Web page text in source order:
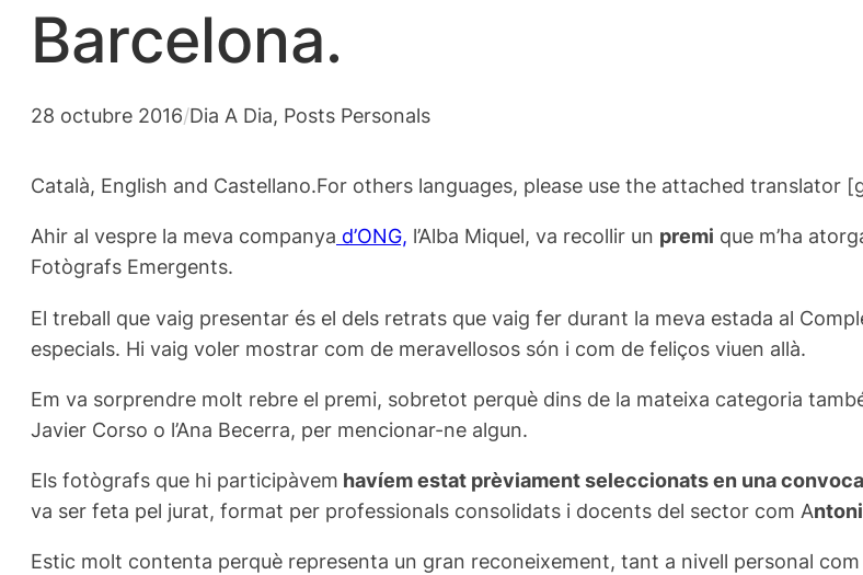
Barcelona.
28 octubre 2016/Dia A Dia, Posts Personals
Català, English and Castellano.For others languages, please use the attached
Ahir al vespre la meva companya d’ONG, l’Alba Miquel, va recollir un premi que m’ha
Fotògrafs Emergents.
El treball que vaig presentar és el dels retrats que vaig fer durant la meva estada al
especials. Hi vaig voler mostrar com de meravellosos són i com de feliços viuen allà.
Em va sorprendre molt rebre el premi, sobretot perquè dins de la mateixa categoria
Javier Corso o l’Ana Becerra, per mencionar-ne algun.
Els fotògrafs que hi participàvem havíem estat prèviament seleccionats en una
va ser feta pel jurat, format per professionals consolidats i docents del sector com A
Estic molt contenta perquè representa un gran reconeixement, tant a nivell personal com